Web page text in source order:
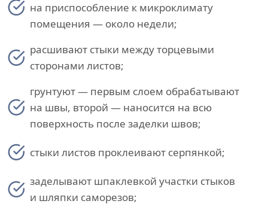
на приспособление к микроклимату
помещения — около недели;
расшивают стыки между торцевыми
сторонами листов;
грунтуют — первым слоем обрабатывают
на швы, второй — наносится на всю
поверхность после заделки швов;
стыки листов проклеивают серпянкой;
заделывают шпаклевкой участки стыков
и шляпки саморезов;